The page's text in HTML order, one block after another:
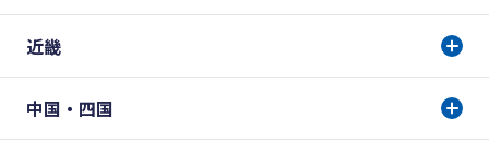
近畿
中国・四国